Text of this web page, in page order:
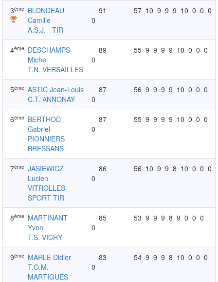
3ème BLONDEAU
Camille
A.S.J. - TIR
91 57 10 9 9 9 10 0 0 0
0
4ème DESCHAMPS
Michel
T.N. VERSAILLES
89 55 9 9 9 9 10 0 0 0
0
5ème ASTIC Jean-Louis
C.T. ANNONAY
87 56 9 9 9 9 10 0 0 0
0
6ème BERTHOD
Gabriel
PIONNIERS
BRESSANS
87 55 9 9 9 9 10 0 0 0
0
7ème JASIEWICZ
Lucien
VITROLLES
SPORT TIR
86 56 10 9 9 8 10 0 0 0
0
8ème MARTINANT
Yvon
T.S. VICHY
85 53 9 9 9 8 9 0 0 0
0
9ème MARLE Didier
T.O.M.
MARTIGUES
83 54 9 9 9 8 10 0 0 0
0